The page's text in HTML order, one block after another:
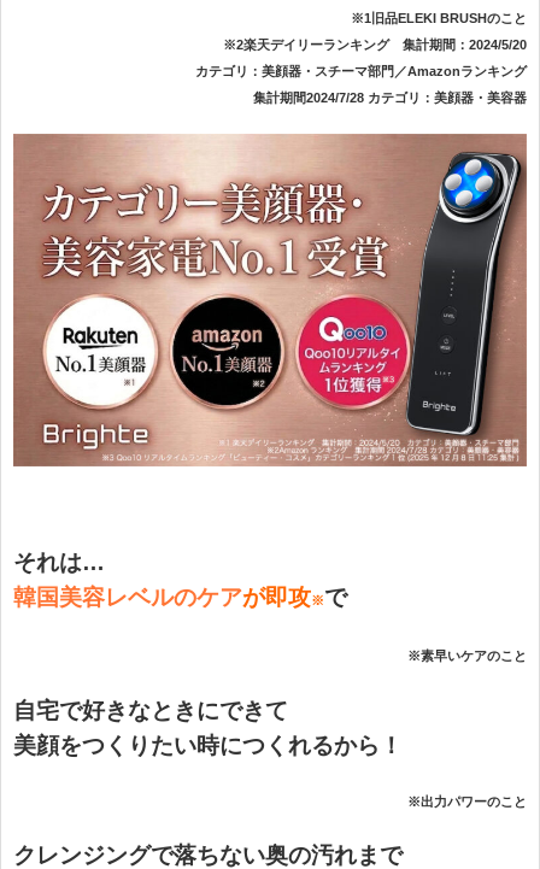
※1旧品ELEKI BRUSHのこと
※2楽天デイリーランキング 集計期間：2024/5/20
カテゴリ：美顔器・スチーマ部門／Amazonランキング
集計期間2024/7/28 カテゴリ：美顔器・美容器
それは…
韓国美容レベルのケアが即攻※で
※素早いケアのこと
自宅で好きなときにできて
美顔をつくりたい時につくれるから！
※出力パワーのこと
クレンジングで落ちない奥の汚れまで